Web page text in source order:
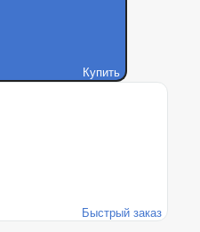
Купить
Быстрый заказ